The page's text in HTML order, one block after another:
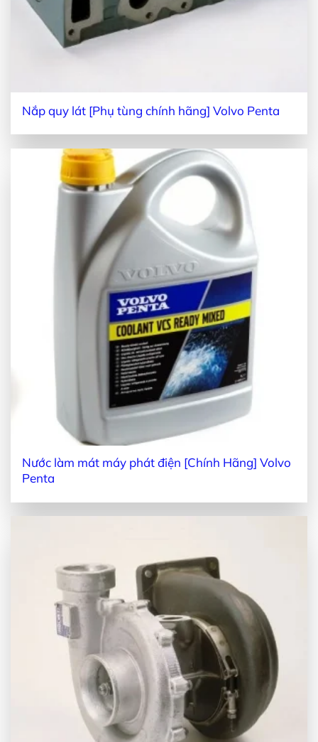
Nắp quy lát [Phụ tùng chính hãng] Volvo Penta
Nước làm mát máy phát điện [Chính Hãng] Volvo
Penta